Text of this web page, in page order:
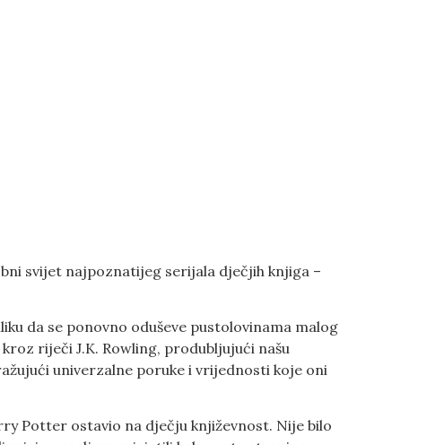
svijet najpoznatijeg serijala dječjih knjiga –
da se ponovno oduševe pustolovinama malog
riječi J.K. Rowling, produbljujući našu
univerzalne poruke i vrijednosti koje oni
Potter ostavio na dječju književnost. Nije bilo